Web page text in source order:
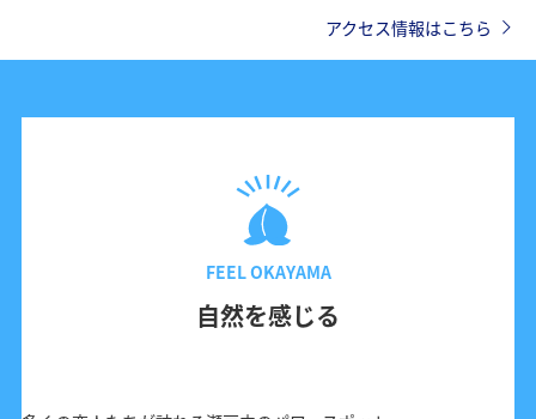
アクセス情報はこちら
FEEL OKAYAMA
自然を感じる